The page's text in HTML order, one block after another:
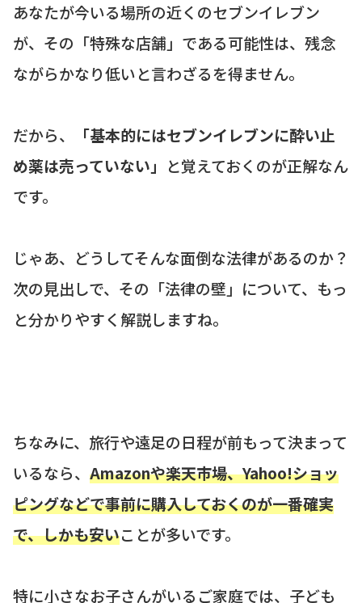
あなたが今いる場所の近くのセブンイレブン
が、その「特殊な店舗」である可能性は、残念
ながらかなり低いと言わざるを得ません。
だから、
「基本的にはセブンイレブンに酔い止
め薬は売っていない」 と覚えておくのが正解なん
です。
じゃあ、どうしてそんな面倒な法律があるのか？
次の見出しで、その「法律の壁」について、もっ
と分かりやすく解説しますね。
ちなみに、旅行や遠足の日程が前もって決まって
いるなら、 Amazonや楽天市場、Yahoo!ショッ
ピングなどで事前に購入しておくのが一番確実
で、しかも安いことが多いです。
特に小さなお子さんがいるご家庭では、子ども